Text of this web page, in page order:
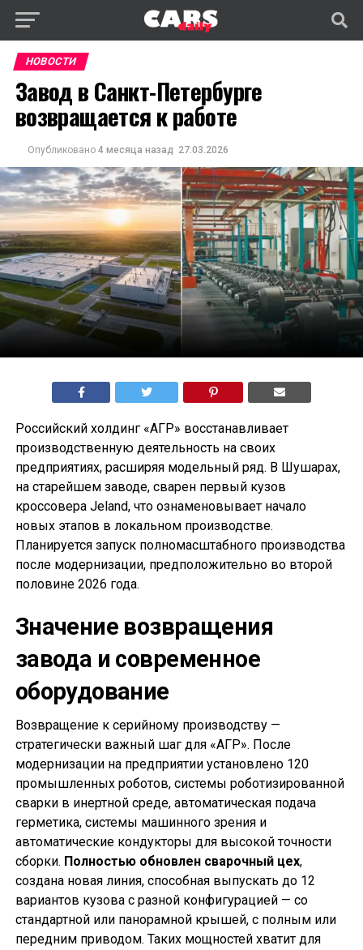
НОВОСТИ
Завод в Санкт-Петербурге
возвращается к работе
Опубликовано 4 месяца назад 27.03.2026
Российский холдинг «АГР» восстанавливает
производственную деятельность на своих
предприятиях, расширяя модельный ряд. В Шушарах,
на старейшем заводе, сварен первый кузов
кроссовера Jeland, что ознаменовывает начало
новых этапов в локальном производстве.
Планируется запуск полномасштабного производства
после модернизации, предположительно во второй
половине 2026 года.
Значение возвращения
завода и современное
оборудование
Возвращение к серийному производству —
стратегически важный шаг для «АГР». После
модернизации на предприятии установлено 120
промышленных роботов, системы роботизированной
сварки в инертной среде, автоматическая подача
герметика, системы машинного зрения и
автоматические кондукторы для высокой точности
сборки. Полностью обновлен сварочный цех,
создана новая линия, способная выпускать до 12
вариантов кузова с разной конфигурацией — со
стандартной или панорамной крышей, с полным или
передним приводом. Таких мощностей хватит для